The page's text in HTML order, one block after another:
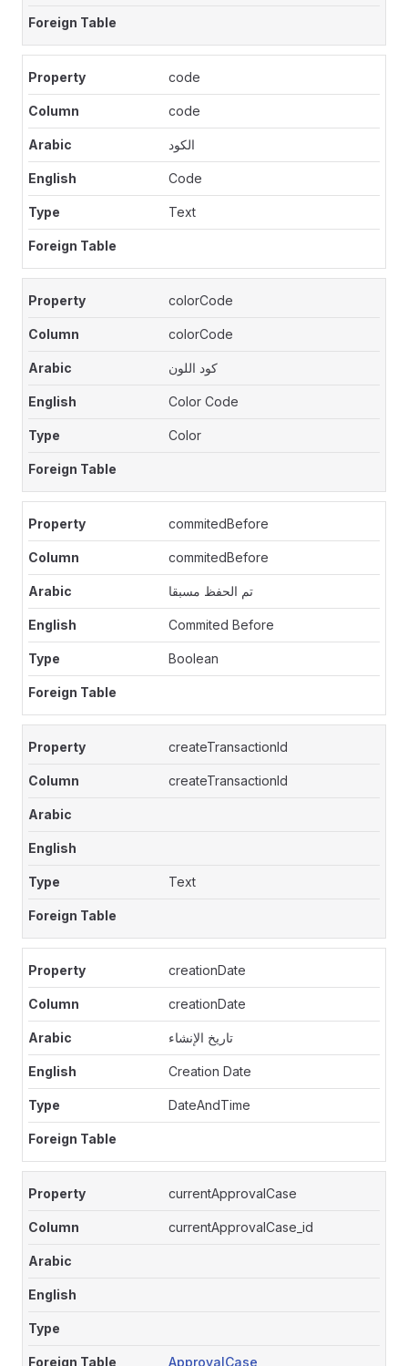
code
code
الكود
Code
Text
colorCode
colorCode
كود اللون
Color Code
Color
commitedBefore
commitedBefore
تم الحفظ مسبقا
Commited Before
Boolean
createTransactionId
createTransactionId
Text
creationDate
creationDate
تاريخ الإنشاء
Creation Date
DateAndTime
currentApprovalCase
currentApprovalCase_id
ApprovalCase